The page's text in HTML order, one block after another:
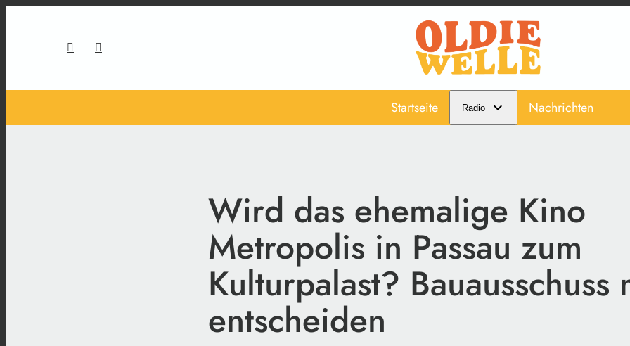
Startseite Radio Nachrichten
Wird das ehemalige Kino
Metropolis in Passau zum
Kulturpalast? Bauausschuss
entscheiden